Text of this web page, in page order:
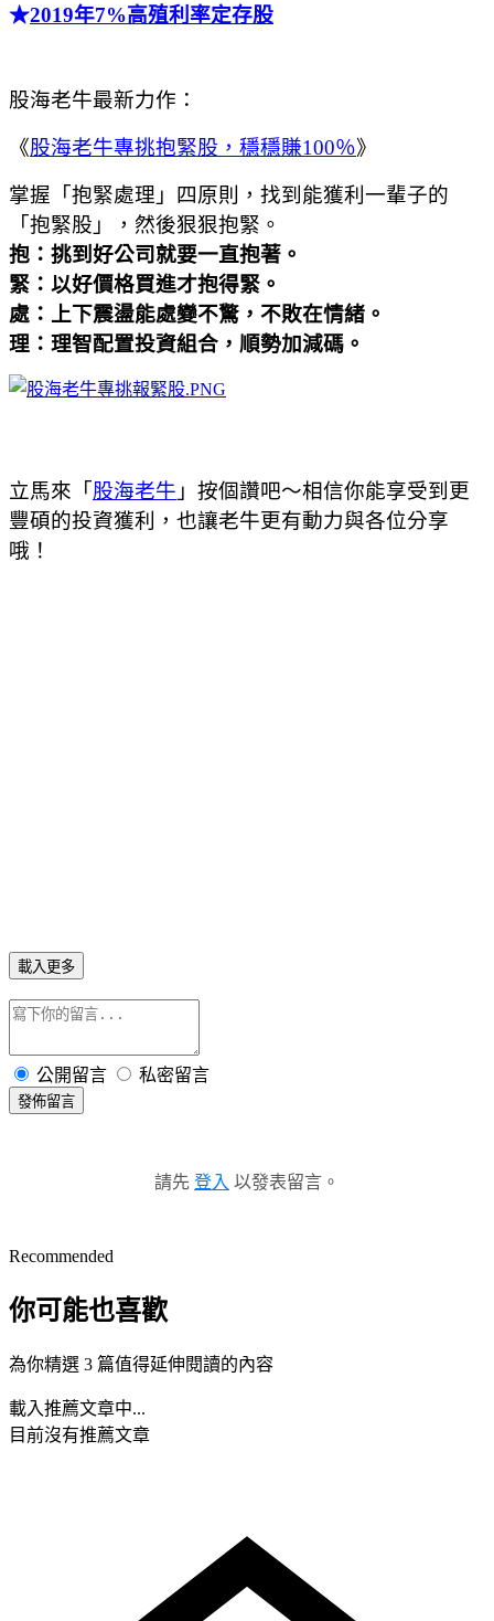
★2019年7%高殖利率定存股
股海老牛最新力作：
《股海老牛專挑抱緊股，穩穩賺100％》
掌握「抱緊處理」四原則，找到能獲利一輩子的
「抱緊股」，然後狠狠抱緊。
抱 ：挑到好公司就要一直抱著。
緊 ：以好價格買進才抱得緊。
處 ：上下震盪能處變不驚，不敗在情緒。
理 ：理智配置投資組合，順勢加減碼。
立馬來「 股海老牛 」按個讚吧～相信你能享受到更
豐碩的投資獲利，也讓老牛更有動力與各位分享
哦！
載入更多
公開留言 私密留言
發佈留言
請先 登入 以發表留言。
Recommended
你可能也喜歡
為你精選 3 篇值得延伸閱讀的內容
載入推薦文章中...
目前沒有推薦文章